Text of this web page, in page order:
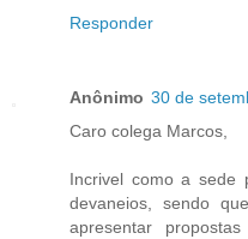
Responder
Anônimo 30 de
Caro colega Marcos,
Incrivel como a sede
devaneios, sendo
apresentar